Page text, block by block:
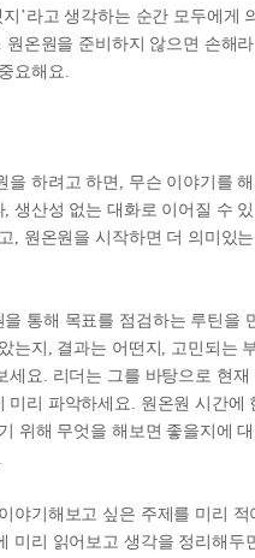
’라고 생각하는 순간 모두에게
온원을 준비하지 않으면 손해라
요해요.
을 하려고 하면, 무슨 이야기를 해
생산성 없는 대화로 이어질 수 있
, 원온원을 시작하면 더 의미있는
통해 목표를 점검하는 루틴을
는지, 결과는 어떤지, 고민되는
세요. 리더는 그를 바탕으로 현재
미리 파악하세요. 원온원 시간에
위해 무엇을 해보면 좋을지에 대
야기해보고 싶은 주제를 미리 적
미리 읽어보고 생각을 정리해두